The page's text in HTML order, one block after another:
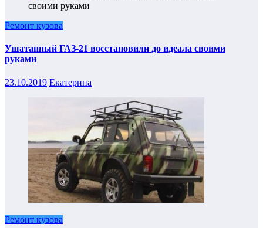
Ремонт кузова
Ушатанный ГАЗ-21 восстановили до идеала своими
руками
23.10.2019 Екатерина
Ремонт кузова